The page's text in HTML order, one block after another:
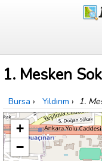
1. Mesken
Bursa › Yıldırım › 1.
+
−